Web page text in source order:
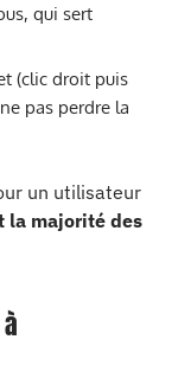
qui sert
(clic droit puis
pas perdre la
un utilisateur
la majorité des